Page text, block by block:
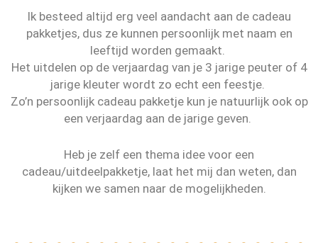
Ik besteed altijd erg veel aandacht aan de cadeau
pakketjes, dus ze kunnen persoonlijk met naam en
leeftijd worden gemaakt.
Het uitdelen op de verjaardag van je 3 jarige peuter of 4
jarige kleuter wordt zo echt een feestje.
Zo’n persoonlijk cadeau pakketje kun je natuurlijk ook op
een verjaardag aan de jarige geven.
Heb je zelf een thema idee voor een
cadeau/uitdeelpakketje, laat het mij dan weten, dan
kijken we samen naar de mogelijkheden.